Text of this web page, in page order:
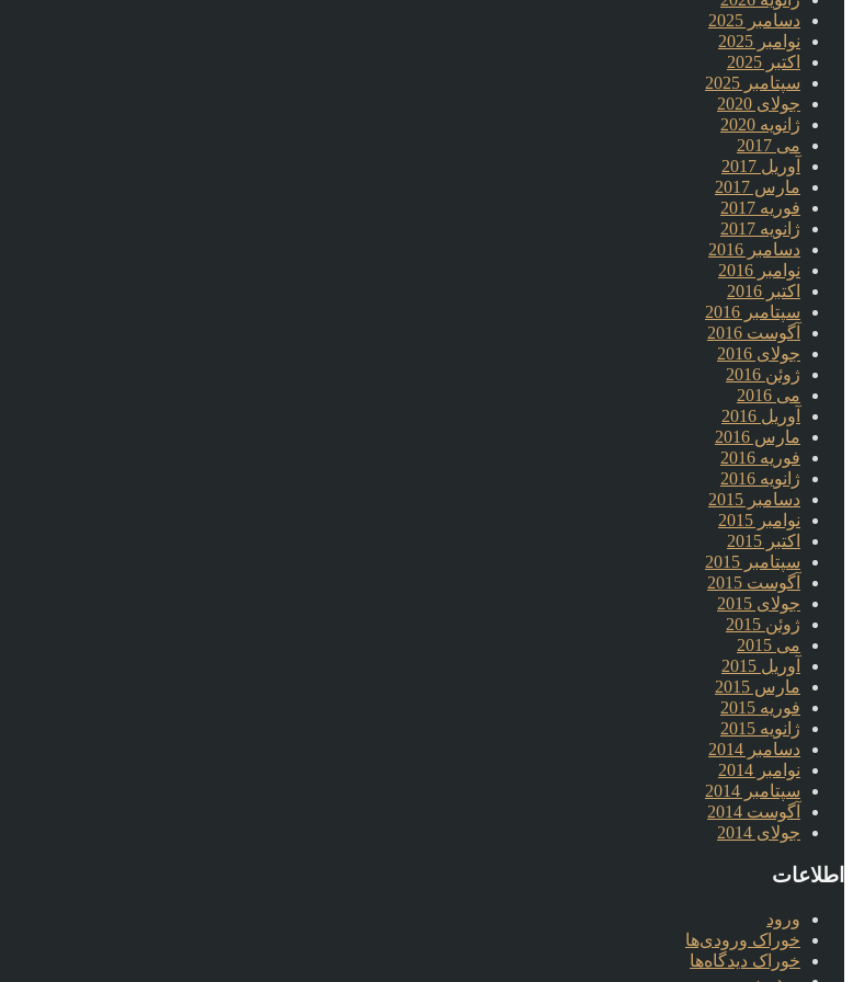
دسامبر 2025
نوامبر 2025
اکتبر 2025
سپتامبر 2025
جولای 2020
ژانویه 2020
می 2017
آوریل 2017
مارس 2017
فوریه 2017
ژانویه 2017
دسامبر 2016
نوامبر 2016
اکتبر 2016
سپتامبر 2016
آگوست 2016
جولای 2016
ژوئن 2016
می 2016
آوریل 2016
مارس 2016
فوریه 2016
ژانویه 2016
دسامبر 2015
نوامبر 2015
اکتبر 2015
سپتامبر 2015
آگوست 2015
جولای 2015
ژوئن 2015
می 2015
آوریل 2015
مارس 2015
فوریه 2015
ژانویه 2015
دسامبر 2014
نوامبر 2014
سپتامبر 2014
آگوست 2014
جولای 2014
اطلاعات
ورود
خوراک ورودی‌ها
خوراک دیدگاه‌ها